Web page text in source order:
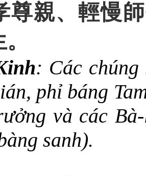
尊親、輕慢
。
: Các
phỉ báng
và các
sanh).